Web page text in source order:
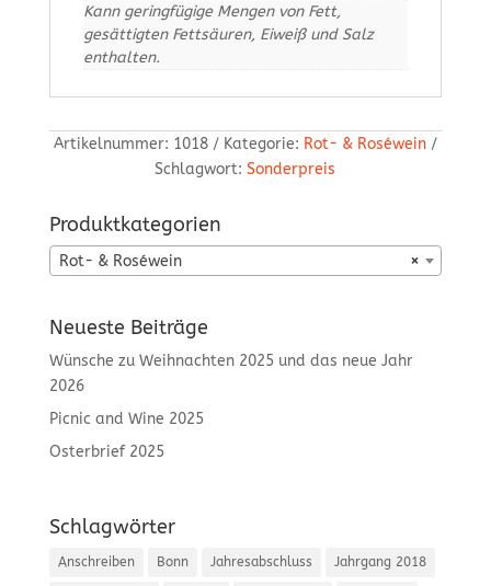
Kann geringfügige Mengen von Fett,
gesättigten Fettsäuren, Eiweiß und Salz
enthalten.
Artikelnummer: 1018 Kategorie: Rot- & Roséwein
Schlagwort:Sonderpreis
Produktkategorien
×
Rot- & Roséwein
Neueste Beiträge
Wünsche zu Weihnachten 2025 und das neue Jahr
2026
Picnic and Wine 2025
Osterbrief 2025
Schlagwörter
Anschreiben Bonn Jahresabschluss Jahrgang 2018